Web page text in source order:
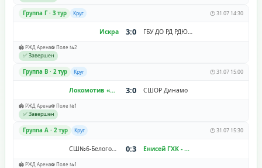
Группа Г · 3 тур Круг 🕐 31.07 14:30
Искра 3:0 ГБУ ДО РД РДЮСШ
🏟️ РЖД Арена⚽ Поле №2
✅ Завершен
Группа В · 2 тур Круг 🕐 31.07 15:00
Локомотив «Черкизово» 3:0 СШОР Динамо
🏟️ РЖД Арена⚽ Поле №1
✅ Завершен
Группа A · 2 тур Круг 🕐 31.07 15:30
СШ№6-Белогорье 0:3 Енисей ГХК - Смена
🏟️ РЖД Арена⚽ Поле №1